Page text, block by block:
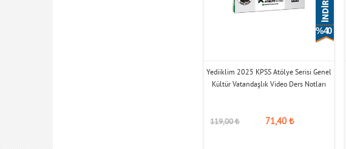
% 40
Yediiklim 2025 KPSS Atölye Serisi Genel
Kültür Vatandaşlık Video Ders Notları
119,00₺ 71,40₺